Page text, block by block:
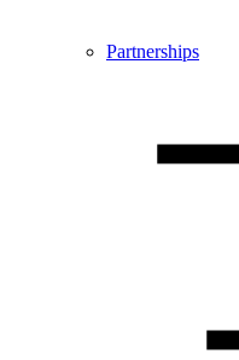
Partnerships